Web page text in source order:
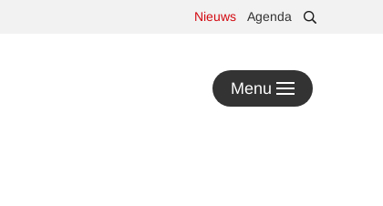
Nieuws Agenda
Menu